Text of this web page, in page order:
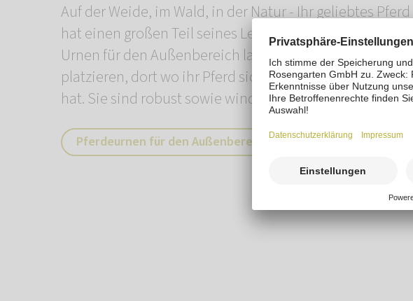
Auf der Weide, im Wald, in der Natur - Ihr geliebtes Pferd
hat einen großen Teil seines Lebens im Freien verbracht.
Urnen für den Außenbereich lassen sich im Freien
platzieren, dort wo ihr Pferd sich am wohlsten gefühlt
hat. Sie sind robust sowie wind- und wetterbeständig
Pferdeurnen für den Außenbereich